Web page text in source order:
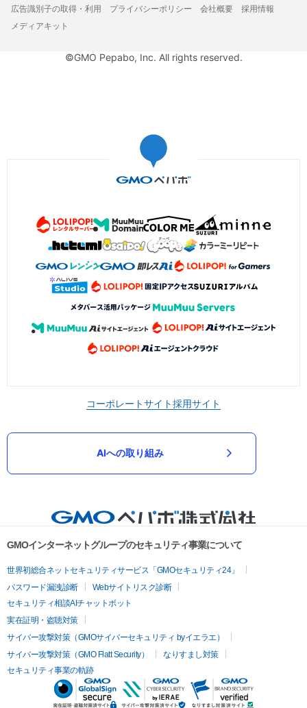
広告識別子の取得・利用
プライバシーポリシー 会社概要
採用情報
メディアキット
©GMO Pepabo, Inc. All rights reserved.
コーポレートサイト採用サイト
AIへの取り組み
GMOインターネットグループのセキュリティ事業について
世界初総合ネットセキュリティサービス「GMOセキュリティ24」
パスワード漏洩診断
Webサイトリスク診断
セキュリティ相談AIチャットボット
実在証明・盗聴対策
サイバー攻撃対策（GMOサイバーセキュリティ byイエラエ）
サイバー攻撃対策（GMO Flatt Security）
なりすまし対策
セキュリティ事業の軌跡